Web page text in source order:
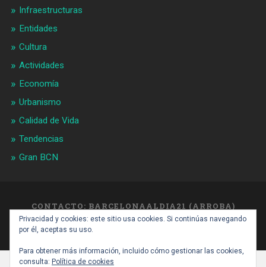
Infraestructuras
Entidades
Cultura
Actividades
Economía
Urbanismo
Calidad de Vida
Tendencias
Gran BCN
CONTACTO: BARCELONAALDIA21 (ARROBA)
GMAIL.COM
Privacidad y cookies: este sitio usa cookies. Si continúas navegando
por él, aceptas su uso.
Para obtener más información, incluido cómo gestionar las cookies,
consulta: Política de cookies